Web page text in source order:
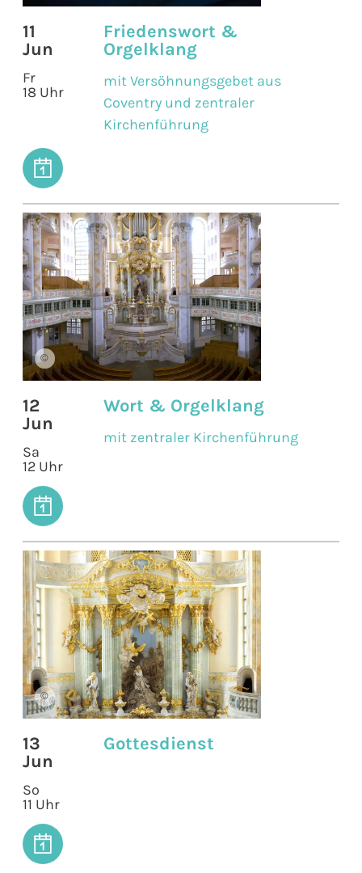
11
Jun
Fr
18 Uhr
Friedenswort &
Orgelklang
mit Versöhnungsgebet aus
Coventry und zentraler
Kirchenführung
©
12
Jun
Sa
12 Uhr
Wort & Orgelklang
mit zentraler Kirchenführung
©
13
Jun
So
11 Uhr
Gottesdienst